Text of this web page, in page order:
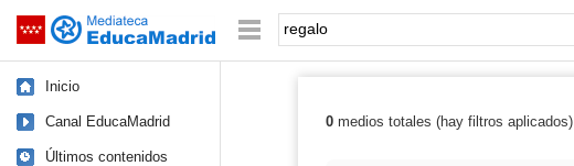
Saltar navegación Palabra o frase:
Inicio
Canal EducaMadrid
Últimos contenidos
Resultados de: regalo
0medios totales (hay filtros aplicados)